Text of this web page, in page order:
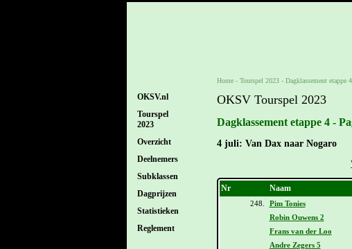
OKSV.nl
Tourspel
2023
Overzicht
Deelnemers
Subklassen
Dagprijzen
Statistieken
Reglement
Home- Tourspel 2023- Dagklassement etappe
OKSV Tourspel 2023
Dagklassement etappe 4 -
4 juli: Van Dax naar Nogaro
Nr Naam
248. Pim Tonies
Robin Ouwens 2
Frans van der Loo
Andre Zegers 5